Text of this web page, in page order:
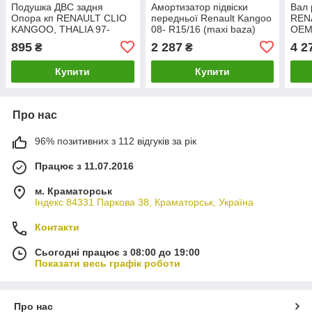
Подушка ДВС задня
Опора кп RENAULT CLIO
KANGOO, THALIA 97-
OEM 7700415095 ASAM
56085
895 ₴
Купити
Амортизатор підвіски
передньої Renault Kangoo
08- R15/16 (maxi baza)
MAGNETI MARELLI 7253G
2 287₴
Купити
Вал
4
Про нас
96% позитивних з 112 відгуків за рік
Працює з 11.07.2016
м. Краматорськ
Індекс 84331 Паркова 38, Краматорськ, Україна
Контакти
Сьогодні працює з 08:00 до 19:00
Показати весь графік роботи
Про нас